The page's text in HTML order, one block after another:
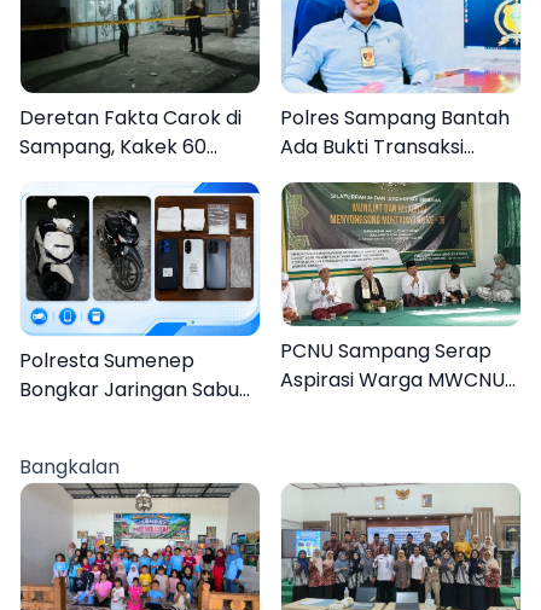
Deretan Fakta Carok di
Sampang, Kakek 60
Tahun Duel Melawan 2
Pria
Polres Sampang Bantah
Ada Bukti Transaksi
dalam Kasus Rudapaksa
Anak 27 Tersangka
Polresta Sumenep
Bongkar Jaringan Sabu
PCNU Sampang Serap
Aspirasi Warga MWCNU
Bangkalan